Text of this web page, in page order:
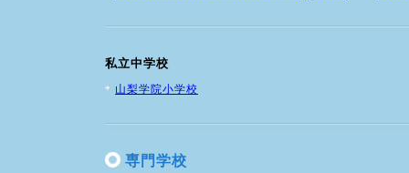
私立中学校
山梨学院小学校
専門学校